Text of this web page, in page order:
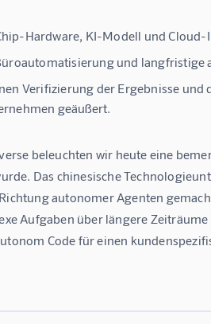
Hardware, KI-Modell und Cloud-
und langfristige
Verifizierung der Ergebnisse und
geäußert.
beleuchten wir heute eine
Das chinesische
autonomer Agenten
Aufgaben über längere
Code für einen